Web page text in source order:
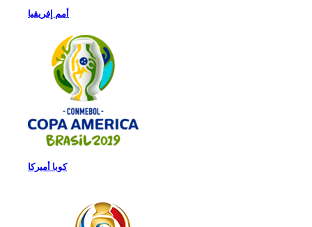
أمم إفريقيا
كوبا أميركا